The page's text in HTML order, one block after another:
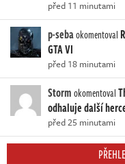
před 11 minutami
p-sebaokomentoval
GTA VI
před 18 minutami
Stormokomentoval
odhaluje další
před 25 minutami